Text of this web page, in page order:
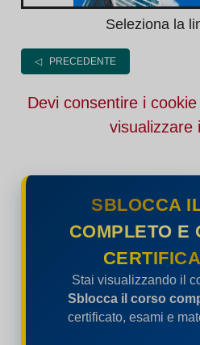
Seleziona la
◁ PRECEDENTE
Devi consentire i
visualizzare
SBLOCCA
COMPLETO E
Stai visualizzando il
Sblocca il corso
certificato, esami e